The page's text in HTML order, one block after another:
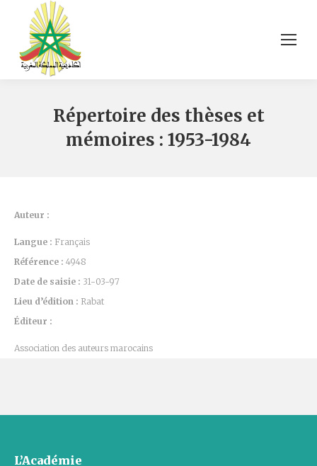
Répertoire des thèses et
mémoires : 1953-1984
Auteur :
Langue : Français
Référence : 4948
Date de saisie : 31-03-97
Lieu d’édition : Rabat
Éditeur :
Association des auteurs marocains
L’Académie